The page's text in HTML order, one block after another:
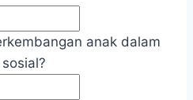
anak dalam